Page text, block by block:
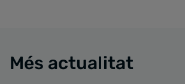
Més actualitat